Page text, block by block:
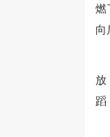
燃
向
放
蹈